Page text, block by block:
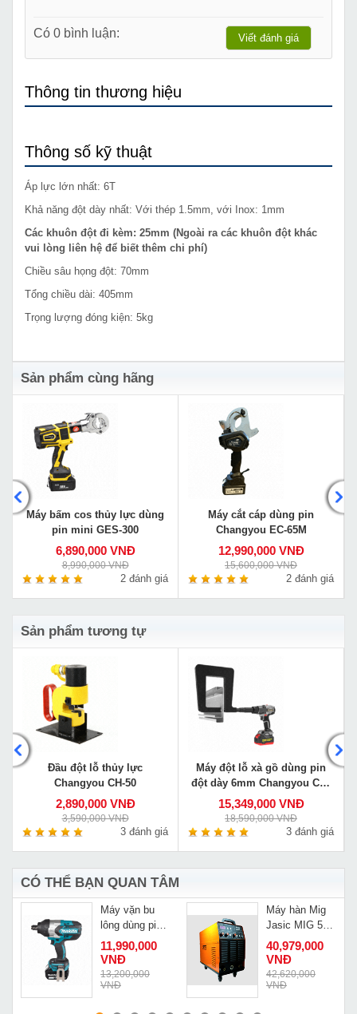
Có 0 bình luận: Viết đánh giá
Thông tin thương hiệu
Thông số kỹ thuật
Áp lực lớn nhất: 6T
Khả năng đột dày nhất: Với thép 1.5mm, với Inox: 1mm
Các khuôn đột đi kèm: 25mm (Ngoài ra các khuôn đột khác
vui lòng liên hệ để biết thêm chi phí)
Chiều sâu họng đột: 70mm
Tổng chiều dài: 405mm
Trọng lượng đóng kiện: 5kg
Sản phẩm cùng hãng
Máy bấm cos thủy lực dùng
pin mini GES-300
6,890,000 VNĐ
8,990,000 VNĐ
2 đánh giá
Máy cắt cáp dùng pin
Changyou EC-65M
12,990,000 VNĐ
15,600,000 VNĐ
2 đánh giá
Sản phẩm tương tự
Đầu đột lỗ thủy lực
Changyou CH-50
2,890,000 VNĐ
3,590,000 VNĐ
3 đánh giá
Máy đột lỗ xà gồ dùng pin
đột dày 6mm Changyou CM-
620CZ
15,349,000 VNĐ
18,590,000 VNĐ
3 đánh giá
CÓ THỂ BẠN QUAN TÂM
Máy vặn bu
lông dùng pin
Makita
DTW1001
11,990,000
VNĐ
13,200,000
VNĐ
Máy hàn Mig
Jasic MIG 500
(J8110)
40,979,000
VNĐ
42,620,000
VNĐ